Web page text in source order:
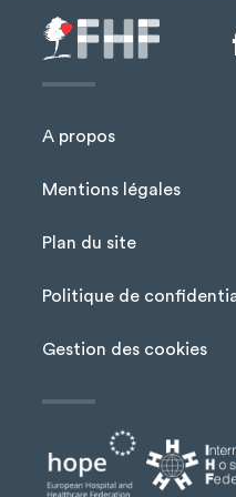
A propos
Mentions légales
Plan du site
Politique de
Gestion des cookies